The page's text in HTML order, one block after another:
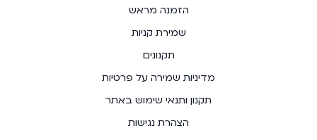
הזמנה מראש
שמירת קניות
תקנונים
מדיניות שמירה על פרטיות
תקנון ותנאי שימוש באתר
הצהרת נגישות